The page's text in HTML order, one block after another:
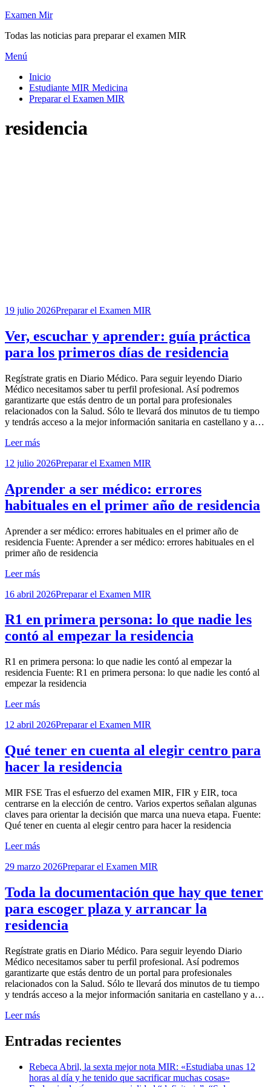
Saltar
contenido
Examen Mir
Todas las noticias para preparar el examen MIR
Menú
Inicio
Estudiante MIR Medicina
Preparar el Examen MIR
Etiqueta
:
residencia
Publicada
19 julio 2026Preparar el Examen MIR
Ver, escuchar y aprender: guía práctica
para los primeros días de residencia
porExamen MIR
Regístrate gratis en Diario Médico. Para seguir leyendo Diario
Médico necesitamos saber tu perfil profesional. Así podremos
garantizarte que estás dentro de un portal para profesionales
relacionados con la Salud. Sólo te llevará dos minutos de tu tiempo
y tendrás acceso a la mejor información sanitaria en castellano y a…
Leer más
Publicada
12 julio 2026Preparar el Examen MIR
Aprender a ser médico: errores
habituales en el primer año de residencia
porExamen MIR
Aprender a ser médico: errores habituales en el primer año de
residencia Fuente: Aprender a ser médico: errores habituales en el
primer año de residencia
Leer más
Publicada
16 abril 2026Preparar el Examen MIR
R1 en primera persona: lo que nadie les
contó al empezar la residencia
porExamen MIR
R1 en primera persona: lo que nadie les contó al empezar la
residencia Fuente: R1 en primera persona: lo que nadie les contó al
empezar la residencia
Leer más
Publicada
12 abril 2026Preparar el Examen MIR
Qué tener en cuenta al elegir centro para
hacer la residencia
porExamen MIR
MIR FSE Tras el esfuerzo del examen MIR, FIR y EIR, toca
centrarse en la elección de centro. Varios expertos señalan algunas
claves para orientar la decisión que marca una nueva etapa. Fuente:
Qué tener en cuenta al elegir centro para hacer la residencia
Leer más
Publicada
29 marzo 2026Preparar el Examen MIR
Toda la documentación que hay que tener
para escoger plaza y arrancar la
residencia
porExamen MIR
Regístrate gratis en Diario Médico. Para seguir leyendo Diario
Médico necesitamos saber tu perfil profesional. Así podremos
garantizarte que estás dentro de un portal para profesionales
relacionados con la Salud. Sólo te llevará dos minutos de tu tiempo
y tendrás acceso a la mejor información sanitaria en castellano y a…
Leer más
Entradas recientes
Rebeca Abril, la sexta mejor nota MIR: «Estudiaba unas 12
horas al día y he tenido que sacrificar muchas cosas»